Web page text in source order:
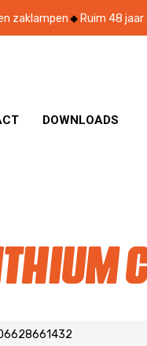
zaklampen Ruim 48 jaar
DOWNLOADS